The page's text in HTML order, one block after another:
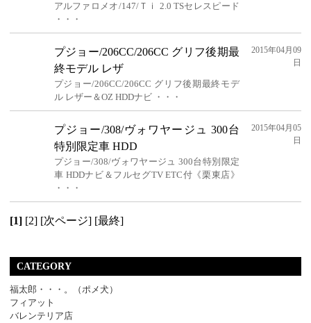
アルファロメオ/147/Ｔｉ 2.0 TSセレスピード
・・・
プジョー/206CC/206CC グリフ後期最
終モデル レザ
プジョー/206CC/206CC グリフ後期最終モデ
ル レザー＆OZ HDDナビ ・・・
2015年04月09
日
プジョー/308/ヴォワヤージュ 300台
特別限定車 HDD
プジョー/308/ヴォワヤージュ 300台特別限定
車 HDDナビ＆フルセグTV ETC付《栗東店》
・・・
2015年04月05
日
[1] [2] [次ページ] [最終]
CATEGORY
福太郎・・・。（ポメ犬）
フィアット
バレンテリア店